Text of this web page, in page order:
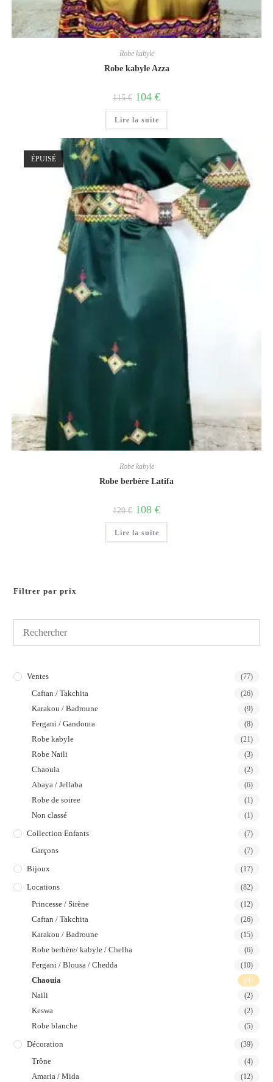
Robe kabyle
Robe kabyle Azza
115€ 104 €
Lire la suite
ÉPUISÉ
Robe kabyle
Robe berbère Latifa
120€ 108 €
Lire la suite
Filtrer par prix
Ventes (77)
Caftan / Takchita (26)
Karakou / Badroune (9)
Fergani / Gandoura (8)
Robe kabyle (21)
Robe Naili (3)
Chaouia (2)
Abaya / Jellaba (6)
Robe de soiree (1)
Non classé (1)
Collection Enfants (7)
Garçons (7)
Bijoux (17)
Locations (82)
Princesse / Sirène (12)
Caftan / Takchita (26)
Karakou / Badroune (15)
Robe berbère/ kabyle / Chelha (6)
Fergani / Blousa / Chedda (10)
Chaouia (4)
Naili (2)
Keswa (2)
Robe blanche (5)
Décoration (39)
Trône (4)
Amaria / Mida (12)